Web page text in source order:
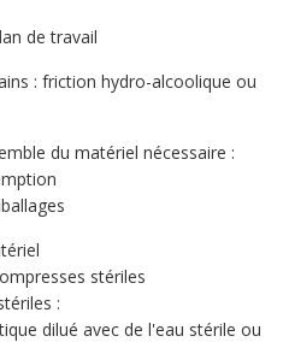
de travail
: friction hydro-alcoolique ou
du matériel nécessaire :
stériles
:
dilué avec de l'eau stérile ou